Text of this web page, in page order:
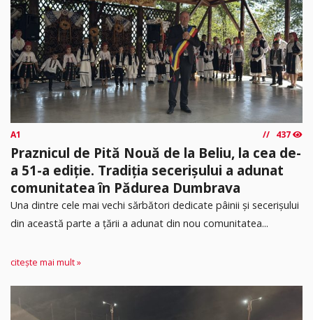
A1 437
Praznicul de Pită Nouă de la Beliu, la cea de-
a 51-a ediție. Tradiția secerișului a adunat
comunitatea în Pădurea Dumbrava
Una dintre cele mai vechi sărbători dedicate pâinii și secerișului
din această parte a țării a adunat din nou comunitatea...
citește mai mult »